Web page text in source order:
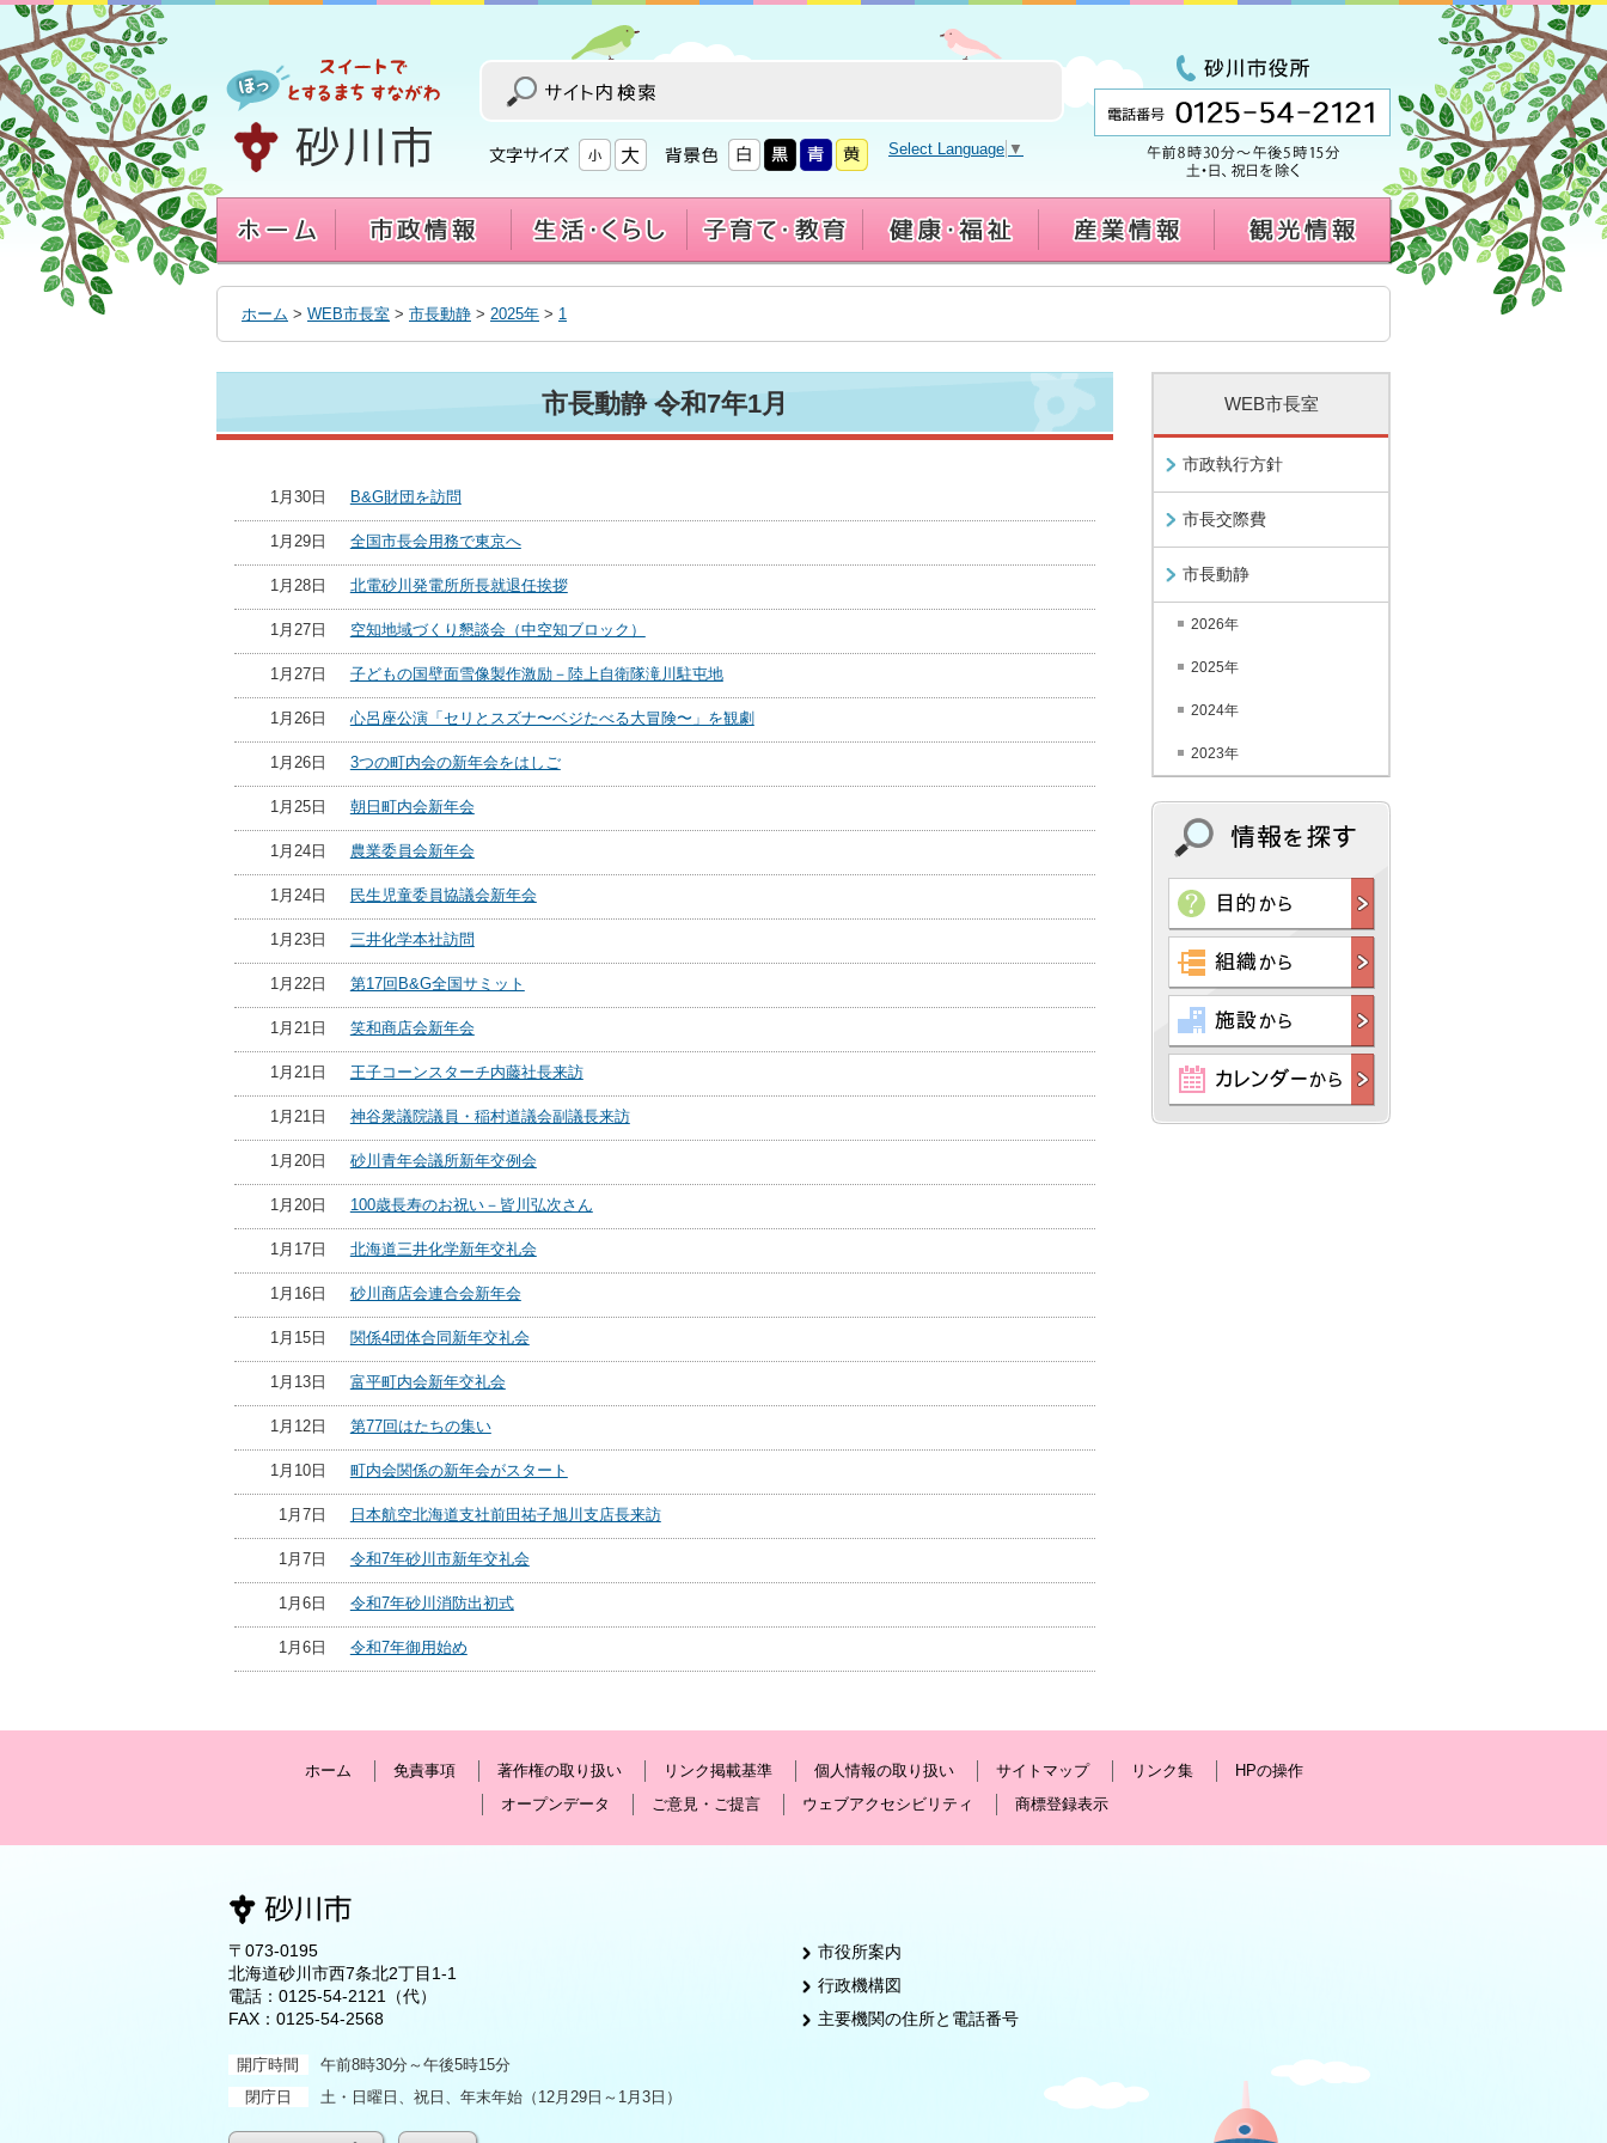
へ
移
動
す
る
Select Language ▼
ホーム > WEB市長室 > 市長動静 > 2025年 > 1
市長動静 令和7年1月
1月30日 B&G財団を訪問
1月29日 全国市長会用務で東京へ
1月28日 北電砂川発電所所長就退任挨拶
1月27日 空知地域づくり懇談会（中空知ブロック）
1月27日 子どもの国壁面雪像製作激励－陸上自衛隊滝川駐屯地
1月26日 心呂座公演「セリとスズナ〜ベジたべる大冒険〜」を観劇
1月26日 3つの町内会の新年会をはしご
1月25日 朝日町内会新年会
1月24日 農業委員会新年会
1月24日 民生児童委員協議会新年会
1月23日 三井化学本社訪問
1月22日 第17回B&G全国サミット
1月21日 笑和商店会新年会
1月21日 王子コーンスターチ内藤社長来訪
1月21日 神谷衆議院議員・稲村道議会副議長来訪
1月20日 砂川青年会議所新年交例会
1月20日 100歳長寿のお祝い－皆川弘次さん
1月17日 北海道三井化学新年交礼会
1月16日 砂川商店会連合会新年会
1月15日 関係4団体合同新年交礼会
1月13日 富平町内会新年交礼会
1月12日 第77回はたちの集い
1月10日 町内会関係の新年会がスタート
1月7日 日本航空北海道支社前田祐子旭川支店長来訪
1月7日 令和7年砂川市新年交礼会
1月6日 令和7年砂川消防出初式
1月6日 令和7年御用始め
WEB市長室
市政執行方針
市長交際費
市長動静
2026年
2025年
2024年
2023年
ホーム 免責事項 著作権の取り扱い リンク掲載基準 個人情報の取り扱い サイトマップ リンク集
HPの操作
オープンデータ
ご意見・ご提言 ウェブアクセシビリティ 商標登録表示
〒073-0195
北海道砂川市西7条北2丁目1-1
電話： 0125-54-2121
（代）
FAX：0125-54-2568
開庁時間
午前8時30分～午後5時15分
閉庁日
土・日曜日、祝日、年末年始（12月29日～1月3日）
市役所案内
行政機構図
主要機関の住所と電話番号